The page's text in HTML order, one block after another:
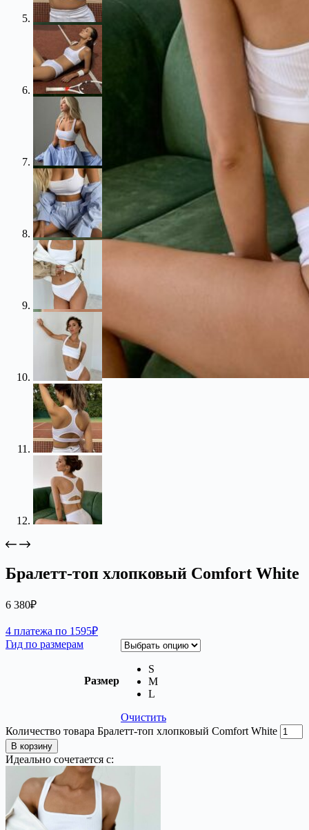
Бралетт-топ хлопковый Comfort White
6 380₽
4 платежа по 1595₽
Гид по размерам
Размер
S
M
L
Очистить
Количество товара Бралетт-топ хлопковый Comfort White
В корзину
Идеально сочетается с: